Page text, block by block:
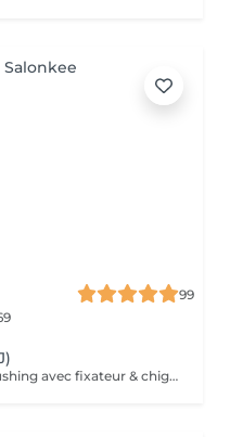
99
Essai + Jour J + Shampooing + Brushing avec fixateur & chignon Possibilité déplacement à domicile